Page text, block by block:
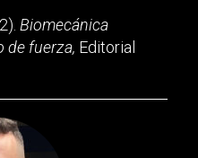
Biomecánica
de fuerza, Editorial